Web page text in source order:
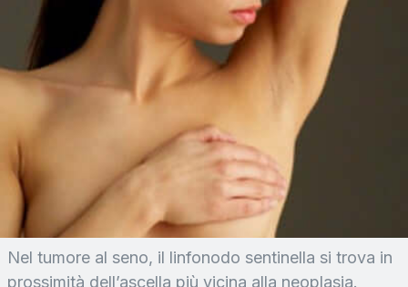
Nel tumore al seno, il linfonodo sentinella si trova in
prossimità dell’ascella più vicina alla neoplasia.